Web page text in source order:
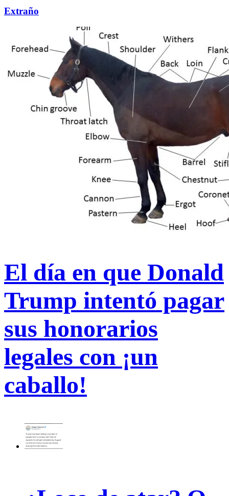
Extraño
El día en que Donald
Trump intentó pagar
sus honorarios
legales con ¡un
caballo!